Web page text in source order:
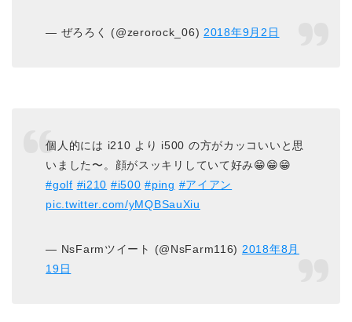
— ぜろろく (@zerorock_06)2018年9月2日
個人的には i210 より i500 の方がカッコいいと思
いました〜。顔がスッキリしていて好み😁😁😁
#golf #i210 #i500 #ping #アイアン
pic.twitter.com/yMQBSauXiu
— NsFarmツイート (@NsFarm116) 2018年8月
19日